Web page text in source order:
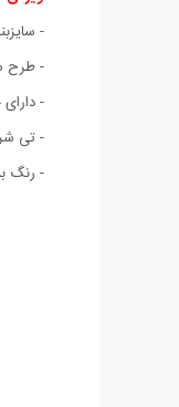
-
- طرح
-
- تی
- رنگ